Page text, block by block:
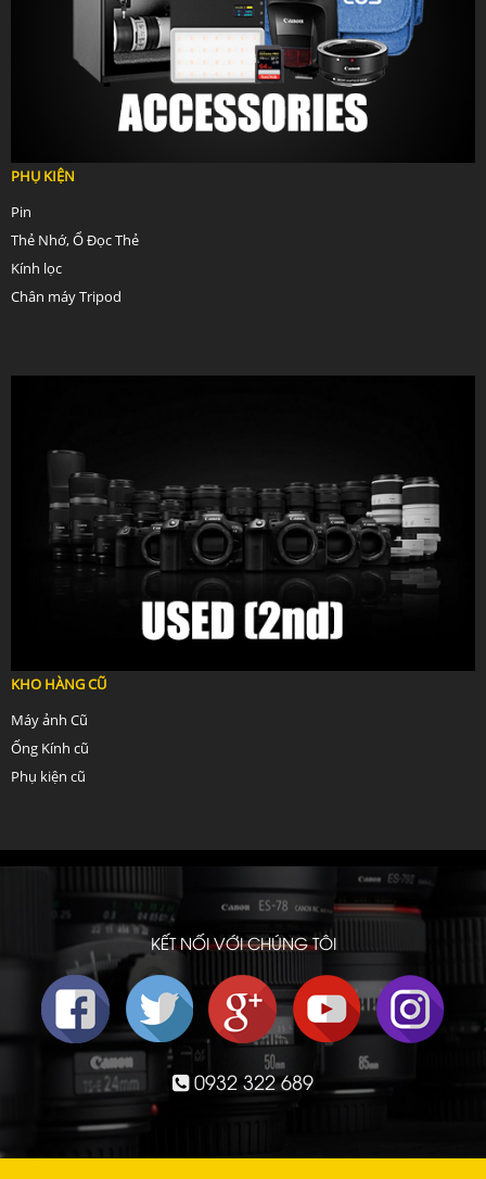
PHỤ KIỆN
Pin
Thẻ Nhớ, Ổ Đọc Thẻ
Kính lọc
Chân máy Tripod
KHO HÀNG CŨ
Máy ảnh Cũ
Ống Kính cũ
Phụ kiện cũ
KẾT NỐI VỚI CHÚNG TÔI
0932 322 689